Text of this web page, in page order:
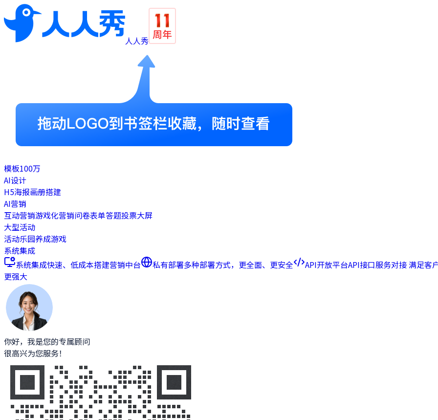
人人秀
模板100万
AI设计
H5海报画册搭建
AI营销
互动营销游戏化营销问卷表单答题投票大屏
大型活动
活动乐园养成游戏
系统集成
系统集成快速、低成本搭建营销中台 私有部署多种部署方式，更全面、更安全 API开放平台API接口服务对接 满足客
更强大
你好，我是您的专属顾问
很高兴为您服务！